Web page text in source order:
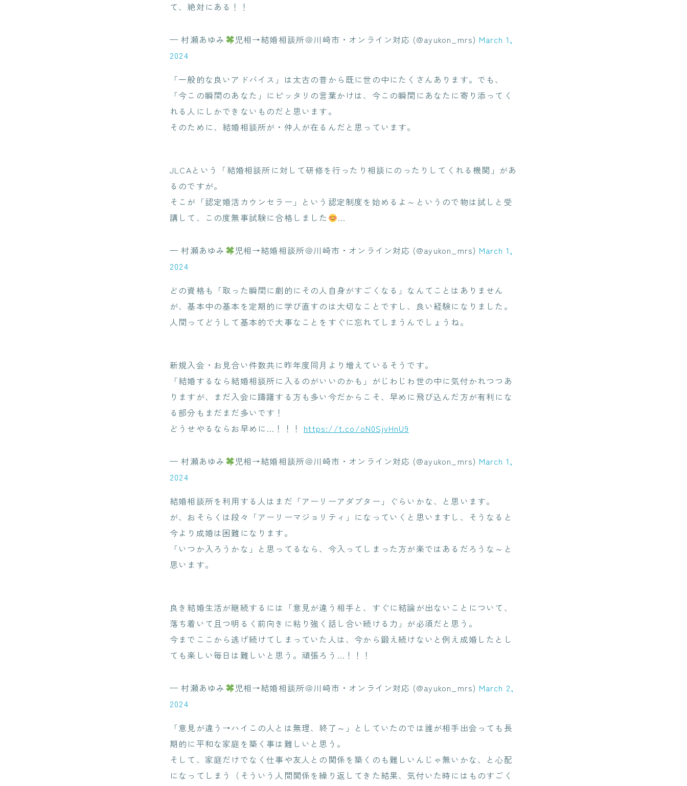
て、絶対にある！！
— 村瀬あゆみ 児相→結婚相談所＠川崎市・オンライン対応 (@ayukon_mrs) March 1,
2024
「一般的な良いアドバイス」は太古の昔から既に世の中にたくさんあります。でも、
「今この瞬間のあなた」にピッタリの言葉かけは、今この瞬間にあなたに寄り添ってく
れる人にしかできないものだと思います。
そのために、結婚相談所が・仲人が在るんだと思っています。
JLCAという「結婚相談所に対して研修を行ったり相談にのったりしてくれる機関」があ
るのですが。
そこが「認定婚活カウンセラー」という認定制度を始めるよ～というので物は試しと受
講して、この度無事試験に合格しました
…
— 村瀬あゆみ 児相→結婚相談所＠川崎市・オンライン対応 (@ayukon_mrs) March 1,
2024
どの資格も「取った瞬間に劇的にその人自身がすごくなる」なんてことはありません
が、基本中の基本を定期的に学び直すのは大切なことですし、良い経験になりました。
人間ってどうして基本的で大事なことをすぐに忘れてしまうんでしょうね。
新規入会・お見合い件数共に昨年度同月より増えているそうです。
「結婚するなら結婚相談所に入るのがいいのかも」がじわじわ世の中に気付かれつつあ
りますが、まだ入会に躊躇する方も多い今だからこそ、早めに飛び込んだ方が有利にな
る部分もまだまだ多いです！
どうせやるならお早めに…！！！ https://t.co/oN0SjvHnU9
— 村瀬あゆみ 児相→結婚相談所＠川崎市・オンライン対応 (@ayukon_mrs) March 1,
2024
結婚相談所を利用する人はまだ「アーリーアダプター」ぐらいかな、と思います。
が、おそらくは段々「アーリーマジョリティ」になっていくと思いますし、そうなると
今より成婚は困難になります。
「いつか入ろうかな」と思ってるなら、今入ってしまった方が楽ではあるだろうな～と
思います。
良き結婚生活が継続するには「意見が違う相手と、すぐに結論が出ないことについて、
落ち着いて且つ明るく前向きに粘り強く話し合い続ける力」が必須だと思う。
今までここから逃げ続けてしまっていた人は、今から鍛え続けないと例え成婚したとし
ても楽しい毎日は難しいと思う。頑張ろう…！！！
— 村瀬あゆみ 児相→結婚相談所＠川崎市・オンライン対応 (@ayukon_mrs) March 2,
2024
「意見が違う→ハイこの人とは無理、終了～」としていたのでは誰が相手出会っても長
期的に平和な家庭を築く事は難しいと思う。
そして、家庭だけでなく仕事や友人との関係を築くのも難しいんじゃ無いかな、と心配
になってしまう（そういう人間関係を繰り返してきた結果、気付いた時にはものすごく